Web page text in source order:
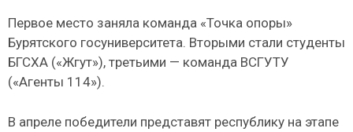
Первое место заняла команда «Точка опоры»
Бурятского госуниверситета. Вторыми стали студенты
БГСХА («Жгут»), третьими — команда ВСГУТУ
(«Агенты 114»).
В апреле победители представят республику на этапе